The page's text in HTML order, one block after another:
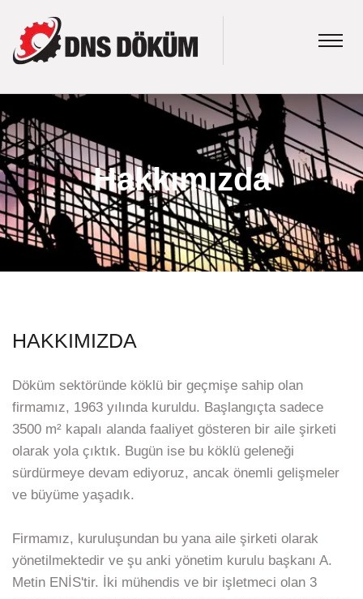
Hakkımızda
HAKKIMIZDA
Döküm sektöründe köklü bir geçmişe sahip olan
firmamız, 1963 yılında kuruldu. Başlangıçta sadece
3500 m² kapalı alanda faaliyet gösteren bir aile şirketi
olarak yola çıktık. Bugün ise bu köklü geleneği
sürdürmeye devam ediyoruz, ancak önemli gelişmeler
ve büyüme yaşadık.
Firmamız, kuruluşundan bu yana aile şirketi olarak
yönetilmektedir ve şu anki yönetim kurulu başkanı A.
Metin ENİS'tir. İki mühendis ve bir işletmeci olan 3